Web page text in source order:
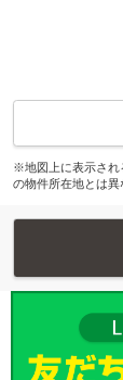
※地図上に表示され
の物件所在地とは異